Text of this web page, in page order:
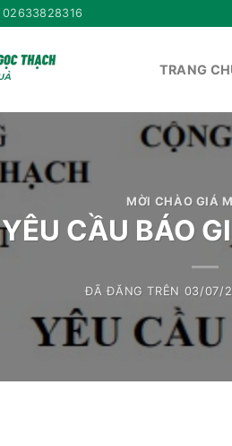
02633828316
TRANG
MỜI CHÀO GIÁ
CẦU BÁO
ĐÃ ĐĂNG TRÊN 03/07/